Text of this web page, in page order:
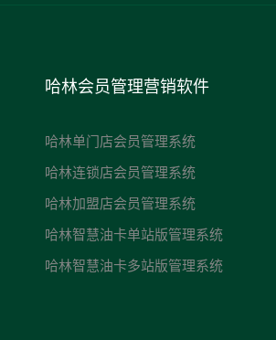
哈林会员管理营销软件
哈林单门店会员管理系统
哈林连锁店会员管理系统
哈林加盟店会员管理系统
哈林智慧油卡单站版管理系统
哈林智慧油卡多站版管理系统